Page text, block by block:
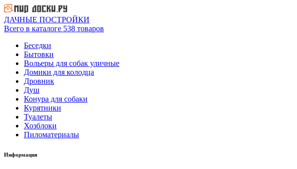
ДАЧНЫЕ ПОСТРОЙКИ
Всего в каталоге 538 товаров
Беседки
Бытовки
Вольеры для собак уличные
Домики для колодца
Дровник
Душ
Конура для собаки
Курятники
Туалеты
Хозблоки
Пиломатериалы
Информация